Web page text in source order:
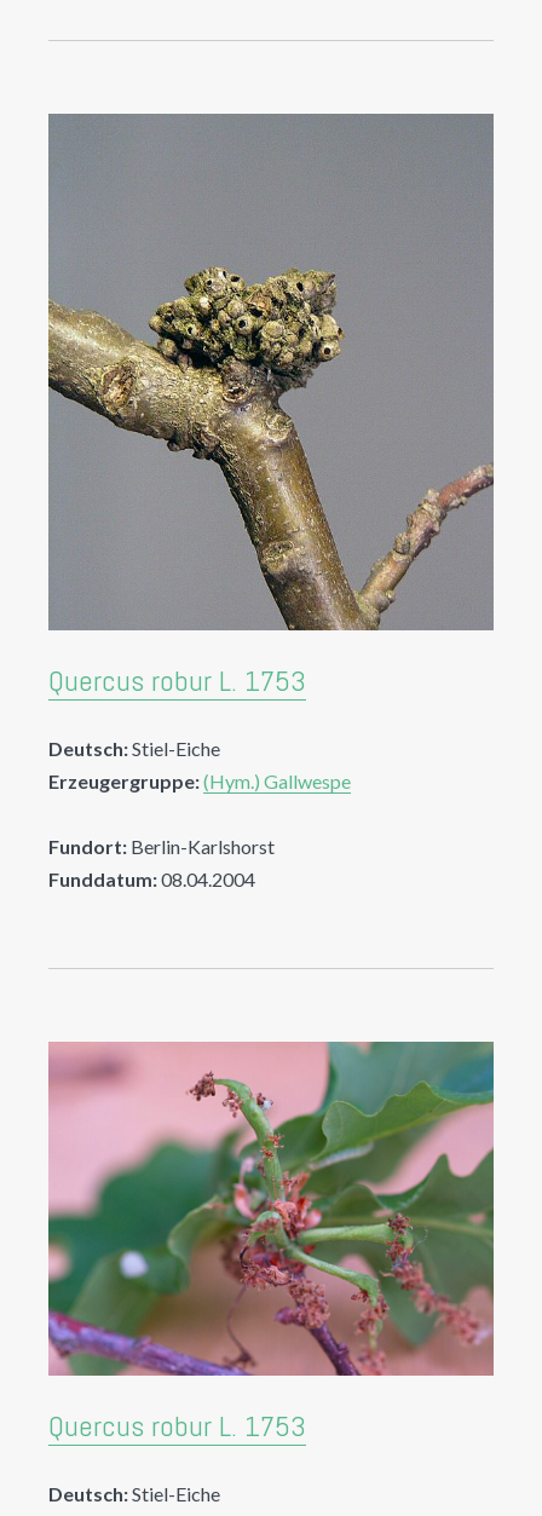
Quercus robur L. 1753
Deutsch:Stiel-Eiche
Erzeugergruppe:(Hym.) Gallwespe
Fundort: Berlin-Karlshorst
Funddatum:08.04.2004
Quercus robur L. 1753
Deutsch:Stiel-Eiche